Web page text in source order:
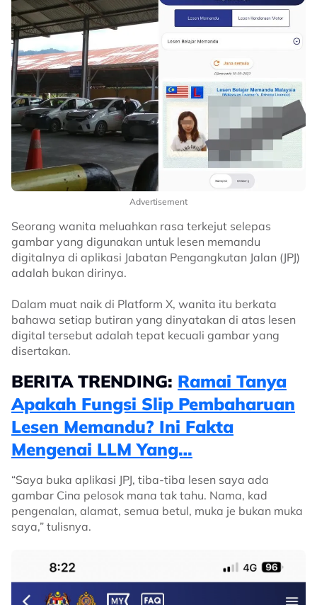
Advertisement
Seorang wanita meluahkan rasa terkejut selepas
gambar yang digunakan untuk lesen memandu
digitalnya di aplikasi Jabatan Pengangkutan Jalan (JPJ)
adalah bukan dirinya.
Dalam muat naik di Platform X, wanita itu berkata
bahawa setiap butiran yang dinyatakan di atas lesen
digital tersebut adalah tepat kecuali gambar yang
disertakan.
BERITA TRENDING: Ramai Tanya
Apakah Fungsi Slip Pembaharuan
Lesen Memandu? Ini Fakta
Mengenai LLM Yang…
“Saya buka aplikasi JPJ, tiba-tiba lesen saya ada
gambar Cina pelosok mana tak tahu. Nama, kad
pengenalan, alamat, semua betul, muka je bukan muka
saya,” tulisnya.